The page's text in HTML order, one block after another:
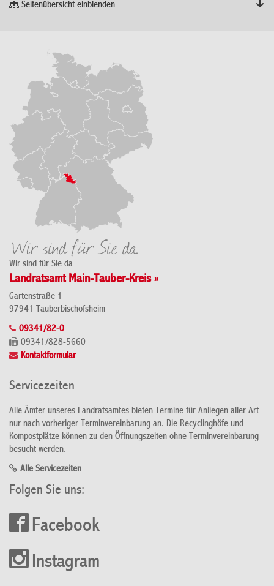
Seitenübersicht einblenden
Wir sind für Sie da
Landratsamt Main-Tauber-Kreis »
Gartenstraße 1
97941 Tauberbischofsheim
09341/82-0
09341/828-5660
Kontaktformular
Servicezeiten
Alle Ämter unseres Landratsamtes bieten Termine für Anliegen aller Art
nur nach vorheriger Terminvereinbarung an. Die Recyclinghöfe und
Kompostplätze können zu den Öffnungszeiten ohne Terminvereinbarung
besucht werden.
Alle Servicezeiten
Folgen Sie uns:
Facebook
Instagram